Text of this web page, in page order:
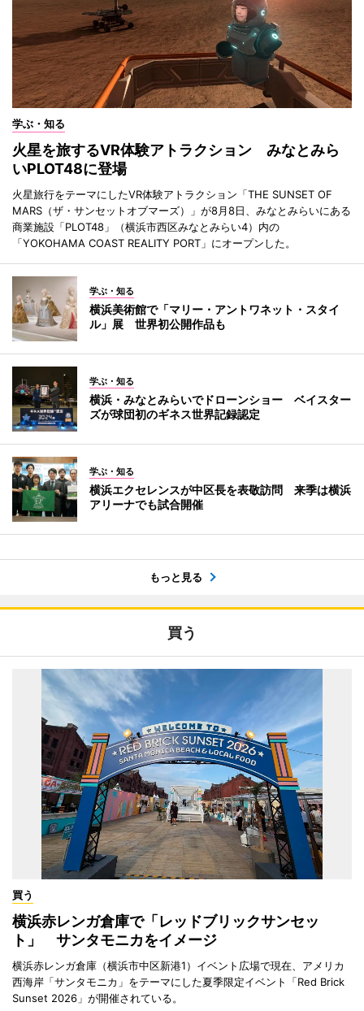
学ぶ・知る
火星を旅するVR体験アトラクション みなとみら
いPLOT48に登場
火星旅行をテーマにしたVR体験アトラクション「THE SUNSET OF
MARS（ザ・サンセットオブマーズ）」が8月8日、みなとみらいにある
商業施設「PLOT48」（横浜市西区みなとみらい4）内の
「YOKOHAMA COAST REALITY PORT」にオープンした。
学ぶ・知る
横浜美術館で「マリー・アントワネット・スタイ
ル」展 世界初公開作品も
学ぶ・知る
横浜・みなとみらいでドローンショー ベイスター
ズが球団初のギネス世界記録認定
学ぶ・知る
横浜エクセレンスが中区長を表敬訪問 来季は横浜
アリーナでも試合開催
もっと見る
買う
買う
横浜赤レンガ倉庫で「レッドブリックサンセッ
ト」 サンタモニカをイメージ
横浜赤レンガ倉庫（横浜市中区新港1）イベント広場で現在、アメリカ
西海岸「サンタモニカ」をテーマにした夏季限定イベント「Red Brick
Sunset 2026」が開催されている。